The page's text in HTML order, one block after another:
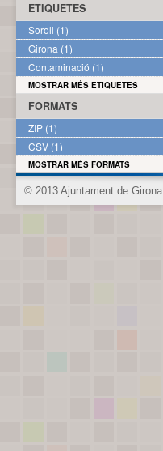
ETIQUETES
Soroll (1)
Girona (1)
Contaminació (1)
MOSTRAR MÉS ETIQUETES
FORMATS
ZIP (1)
CSV (1)
MOSTRAR MÉS FORMATS
© 2013 Ajuntament de Girona